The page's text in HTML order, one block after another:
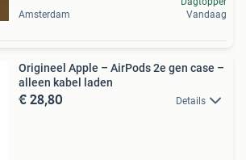
Amsterdam
Vandaag
Origineel Apple – AirPods 2e gen case –
alleen kabel laden
€ 28,80 Details